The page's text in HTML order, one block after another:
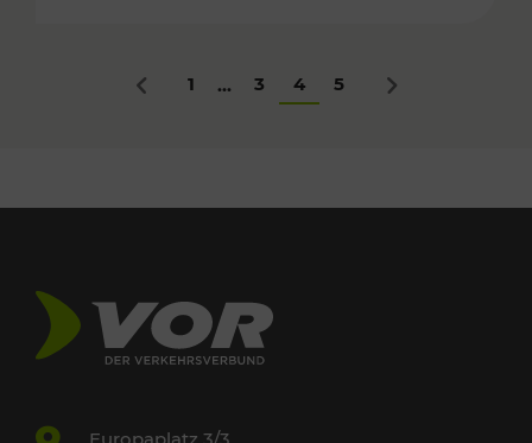
Zurück
1 ... 3 4 5 Nächstes